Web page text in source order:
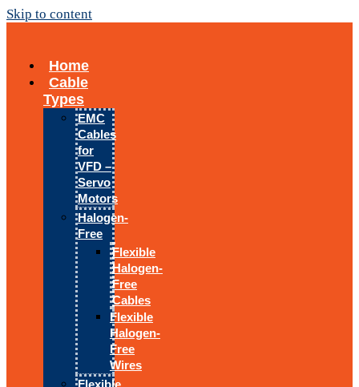
Skip to content
Home
Cable
Types
EMC
Cables
for
VFD –
Servo
Motors
Halogen-
Free
Flexible
Halogen-
Free
Cables
Flexible
Halogen-
Free
Wires
Flexible